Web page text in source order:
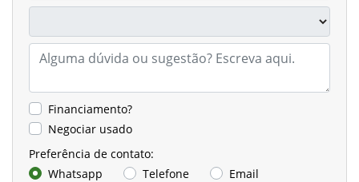
Financiamento?
Negociar usado
Preferência de contato:
Whatsapp
Telefone Email